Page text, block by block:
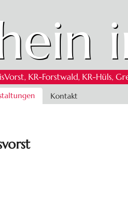
KR-Forstwald, KR-Hüls,
Kontakt